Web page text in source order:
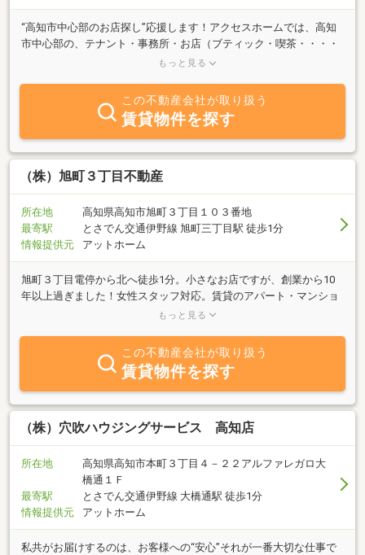
“高知市中心部のお店探し”応援します！アクセスホームでは、高知
市中心部の、テナント・事務所・お店（ブティック・喫茶・・・・
ｅｔｃ）探しのお手伝いをさせて頂いております。お部屋探しから
た物件を提案いたします。高知の不動産の事なら アクセスホーム
にお任せ下さい！！
もっと見る
この不動産会社が取り扱う
賃貸物件を探す
（株）旭町３丁目不動産
所在地
高知県高知市旭町３丁目１０３番地
最寄駅
とさでん交通伊野線 旭町三丁目駅 徒歩1分
情報提供元
アットホーム
旭町３丁目電停から北へ徒歩1分。小さなお店ですが、創業から10
年以上過ぎました！女性スタッフ対応。賃貸のアパート・マンショ
ンなどを多く取り扱っています。接客中などの場合はすぐにご対応
いたします。もちろん、メールやＬＩＮＥなどでの相談も可能で
す！ ぜひお気軽にお問い合わせください！
もっと見る
この不動産会社が取り扱う
賃貸物件を探す
（株）穴吹ハウジングサービス 高知店
所在地
高知県高知市本町３丁目４－２２アルファレガロ大
橋通１Ｆ
最寄駅
とさでん交通伊野線 大橋通駅 徒歩1分
情報提供元
アットホーム
私共がお届けするのは、お客様への“安心”それが一番大切な仕事で